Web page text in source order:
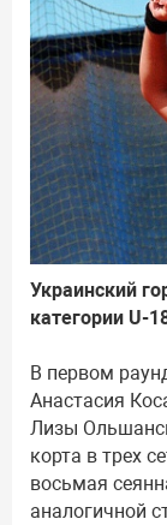
Украинский
категории U-
В первом
Анастасия
Лизы
корта в трех
восьмая
аналогичной